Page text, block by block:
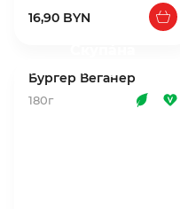
16,90 BYN
Бургер Веганер
180г